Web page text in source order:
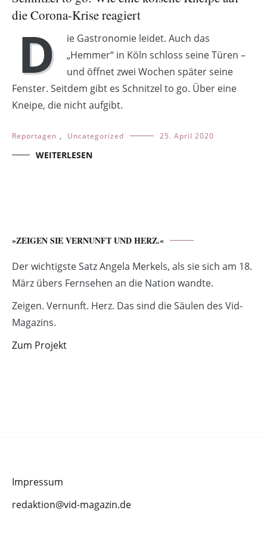
die Corona-Krise reagiert
D
ie Gastronomie leidet. Auch das
„Hemmer“ in Köln schloss seine Türen –
und öffnet zwei Wochen später seine
Fenster. Seitdem gibt es Schnitzel to go. Über eine
Kneipe, die nicht aufgibt.
Reportagen , Uncategorized 25. April 2020
WEITERLESEN
»ZEIGEN SIE VERNUNFT UND HERZ.«
Der wichtigste Satz Angela Merkels, als sie sich am 18.
März übers Fernsehen an die Nation wandte.
Zeigen. Vernunft. Herz. Das sind die Säulen des Vid-
Magazins.
Zum Projekt
Impressum
redaktion@vid-magazin.de